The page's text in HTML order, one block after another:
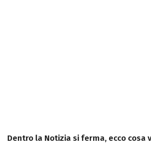
Dentro la Notizia si ferma, ecco cosa